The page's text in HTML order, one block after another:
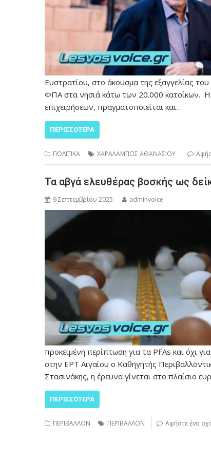
Ευστρατίου, στο άκουσμα της εξαγγελίας
ΦΠΑ στα νησιά κάτω των 20.000 κατοίκων. Η
επιχειρήσεων, πραγματοποιείται και…
ΠΕΡΙΣΣΌΤΕΡΑ
ΠΟΛΙΤΙΚΑ ΧΑΡΑΛΑΜΠΟΣ ΑΘΑΝΑΣΙΟΥ
Τα αβγά ελευθέρας βοσκής ως
9 Σεπτεμβρίου 2025 adminvoice
προκειμένη περίπτωση για τα PFAs και όχι
στην ΕΡΤ Αιγαίου ο Καθηγητής
Στασινάκης, η έρευνα γίνεται στο πλαίσιο
ΠΕΡΙΣΣΌΤΕΡΑ
ΠΕΡΙΒΑΛΛΟΝ ΠΕΡΙΒΑΛΛΟΝ Αφήστε ένα